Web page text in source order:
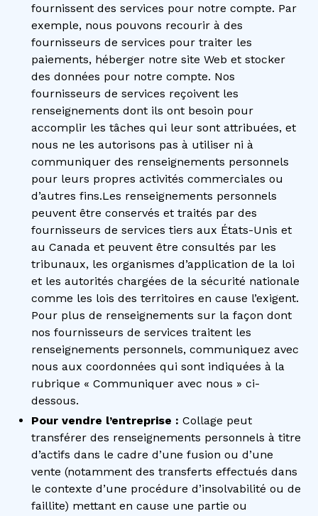
fournissent des services pour notre compte. Par
exemple, nous pouvons recourir à des
fournisseurs de services pour traiter les
paiements, héberger notre site Web et stocker
des données pour notre compte. Nos
fournisseurs de services reçoivent les
renseignements dont ils ont besoin pour
accomplir les tâches qui leur sont attribuées, et
nous ne les autorisons pas à utiliser ni à
communiquer des renseignements personnels
pour leurs propres activités commerciales ou
d’autres fins.Les renseignements personnels
peuvent être conservés et traités par des
fournisseurs de services tiers aux États-Unis et
au Canada et peuvent être consultés par les
tribunaux, les organismes d’application de la loi
et les autorités chargées de la sécurité nationale
comme les lois des territoires en cause l’exigent.
Pour plus de renseignements sur la façon dont
nos fournisseurs de services traitent les
renseignements personnels, communiquez avec
nous aux coordonnées qui sont indiquées à la
rubrique « Communiquer avec nous » ci-
dessous.
Pour vendre l’entreprise : Collage peut
transférer des renseignements personnels à titre
d’actifs dans le cadre d’une fusion ou d’une
vente (notamment des transferts effectués dans
le contexte d’une procédure d’insolvabilité ou de
faillite) mettant en cause une partie ou